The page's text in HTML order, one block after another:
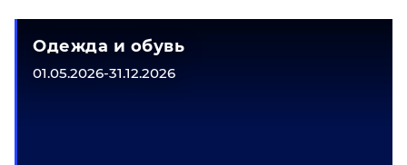
Одежда и обувь
01.05.2026-31.12.2026